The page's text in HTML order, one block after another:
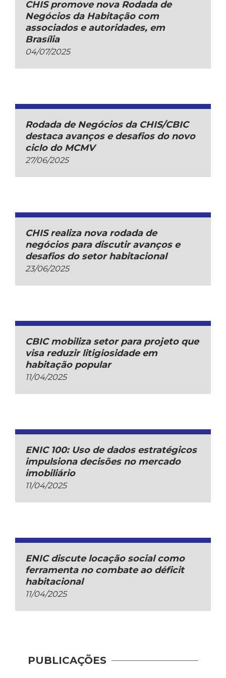
CHIS promove nova Rodada de
Negócios da Habitação com
associados e autoridades, em
Brasília
04/07/2025
Rodada de Negócios da CHIS/CBIC
destaca avanços e desafios do novo
ciclo do MCMV
27/06/2025
CHIS realiza nova rodada de
negócios para discutir avanços e
desafios do setor habitacional
23/06/2025
CBIC mobiliza setor para projeto que
visa reduzir litigiosidade em
habitação popular
11/04/2025
ENIC 100: Uso de dados estratégicos
impulsiona decisões no mercado
imobiliário
11/04/2025
ENIC discute locação social como
ferramenta no combate ao déficit
habitacional
11/04/2025
PUBLICAÇÕES